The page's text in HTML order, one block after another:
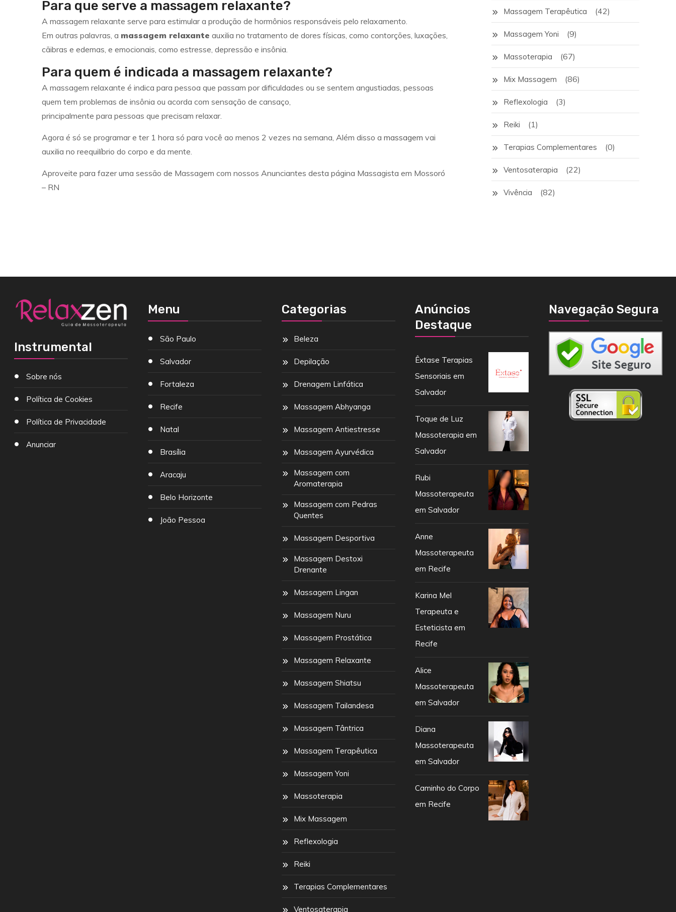
Para que serve a massagem relaxante?
A massagem relaxante serve para estimular a produção de hormônios responsáveis pelo relaxamento.
Em outras palavras, a massagem relaxante auxilia no tratamento de dores físicas, como contorções, luxações,
cãibras e edemas, e emocionais, como estresse, depressão e insônia.
Para quem é indicada a massagem relaxante?
A massagem relaxante é indica para pessoa que passam por dificuldades ou se sentem angustiadas, pessoas
quem tem problemas de insônia ou acorda com sensação de cansaço,
principalmente para pessoas que precisam relaxar.
Agora é só se programar e ter 1 hora só para você ao menos 2 vezes na semana, Além disso a massagem vai
auxilia no reequilíbrio do corpo e da mente.
Aproveite para fazer uma sessão de Massagem com nossos Anunciantes desta página Massagista em Mossoró
– RN
Massagem Terapêutica (42)
Massagem Yoni (9)
Massoterapia (67)
Mix Massagem (86)
Reflexologia (3)
Reiki (1)
Terapias Complementares (0)
Ventosaterapia (22)
Vivência (82)
Instrumental
Sobre nós
Política de Cookies
Política de Privacidade
Anunciar
Menu
São Paulo
Salvador
Fortaleza
Recife
Natal
Brasília
Aracaju
Belo Horizonte
João Pessoa
Categorias
Beleza
Depilação
Drenagem Linfática
Massagem Abhyanga
Massagem Antiestresse
Massagem Ayurvédica
Massagem com
Aromaterapia
Massagem com Pedras
Quentes
Massagem Desportiva
Massagem Destoxi
Drenante
Massagem Lingan
Massagem Nuru
Massagem Prostática
Massagem Relaxante
Massagem Shiatsu
Massagem Tailandesa
Massagem Tântrica
Massagem Terapêutica
Massagem Yoni
Massoterapia
Mix Massagem
Reflexologia
Reiki
Terapias Complementares
Ventosaterapia
Anúncios
Destaque
Êxtase Terapias
Sensoriais em
Salvador
Toque de Luz
Massoterapia em
Salvador
Rubi
Massoterapeuta
em Salvador
Anne
Massoterapeuta
em Recife
Karina Mel
Terapeuta e
Esteticista em
Recife
Alice
Massoterapeuta
em Salvador
Diana
Massoterapeuta
em Salvador
Caminho do Corpo
em Recife
Navegação Segura